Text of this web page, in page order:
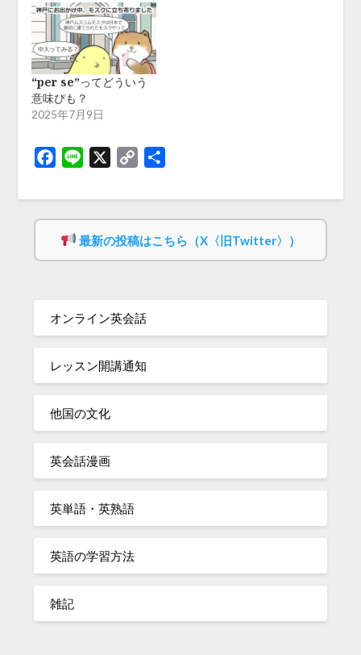
“per se”ってどういう
意味ぴも？
2025年7月9日
Facebook
Line
Copy
最新の投稿はこちら（X〈旧Twitter〉）
オンライン英会話
レッスン開講通知
他国の文化
英会話漫画
英単語・英熟語
英語の学習方法
雑記